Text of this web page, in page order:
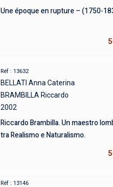
Une époque en rupture – (1750-
Réf : 13632
BELLATI Anna Caterina
BRAMBILLA Riccardo
2002
Riccardo Brambilla. Un maestro
tra Realismo e Naturalismo.
Réf : 13146